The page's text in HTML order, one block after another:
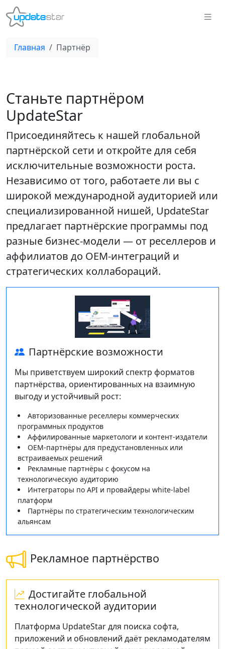
Главная Партнёр
Станьте партнёром
UpdateStar
Присоединяйтесь к нашей глобальной
партнёрской сети и откройте для себя
исключительные возможности роста.
Независимо от того, работаете ли вы с
широкой международной аудиторией или
специализированной нишей, UpdateStar
предлагает партнёрские программы под
разные бизнес‑модели — от реселлеров и
аффилиатов до OEM‑интеграций и
стратегических коллабораций.
Партнёрские возможности
Мы приветствуем широкий спектр форматов
партнёрства, ориентированных на взаимную
выгоду и устойчивый рост:
Авторизованные реселлеры коммерческих
программных продуктов
Аффилированные маркетологи и контент‑издатели
OEM‑партнёры для предустановленных или
встраиваемых решений
Рекламные партнёры с фокусом на
технологическую аудиторию
Интеграторы по API и провайдеры white‑label
платформ
Партнёры по стратегическим технологическим
альянсам
Рекламное партнёрство
Достигайте глобальной
технологической аудитории
Платформа UpdateStar для поиска софта,
приложений и обновлений даёт рекламодателям